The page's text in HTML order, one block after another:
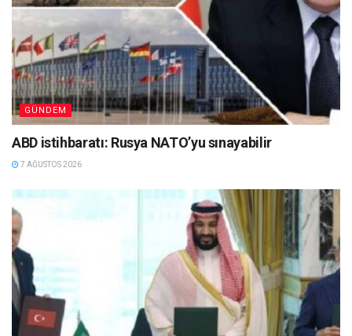
GÜNDEM
ABD istihbaratı: Rusya NATO’yu sınayabilir
7 AĞUSTOS 2026